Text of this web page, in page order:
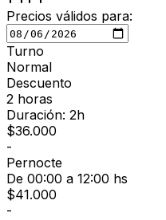
Precios válidos para:
Turno
Normal
Descuento
2 horas
Duración: 2h
$36.000
-
Pernocte
De 00:00 a 12:00 hs
$41.000
-